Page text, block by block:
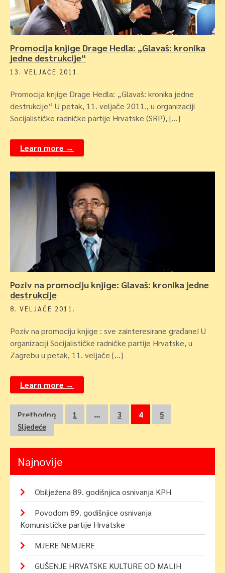
Promocija knjige Drage Hedla: „Glavaš: kronika
jedne destrukcije“
13. VELJAČE 2011.
Promocija knjige Drage Hedla: „Glavaš: kronika jedne
destrukcije“ U petak, 11. veljače 2011., u organizaciji
Socijalističke radničke partije Hrvatske (SRP), […]
Learn more →
Poziv na promociju knjige: Glavaš: kronika jedne
destrukcije
8. VELJAČE 2011.
Poziv na promociju knjige : sve zainteresirane građane! U
organizaciji Socijalističke radničke partije Hrvatske, u
Zagrebu u petak, 11. veljače […]
Learn more →
Navigacija
objava
Prethodno 1 … 3 4
5
Sljedeće
Najnovije
Obilježena 89. godišnjica osnivanja KPH
Povodom 89. godišnjice osnivanja
Komunističke partije Hrvatske
MJERE NEMJERE
GUŠENJE HRVATSKE KULTURE OD MALIH